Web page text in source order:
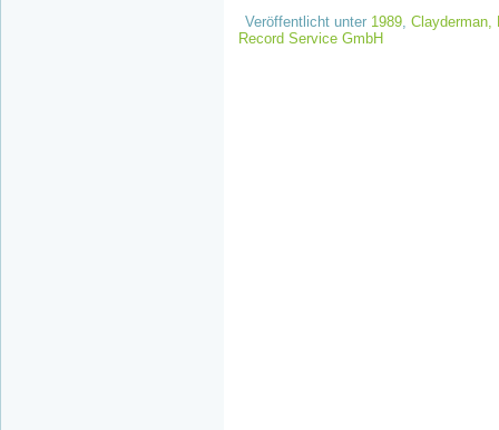
Veröffentlicht unter 1989, Clayderman,
Record Service GmbH